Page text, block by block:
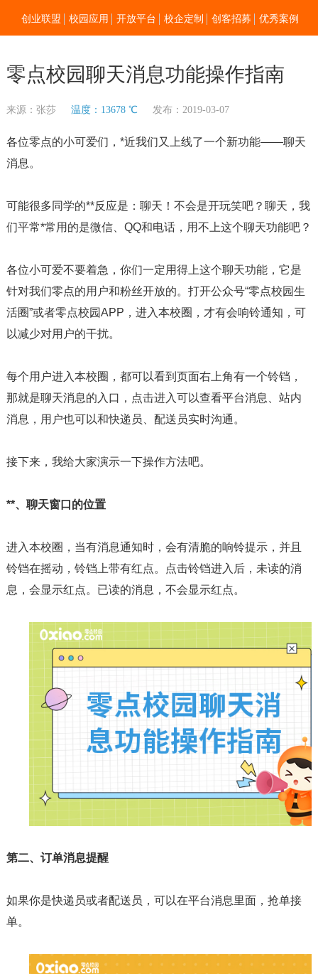
创业联盟 校园应用 开放平台 校企定制 创客招募 优秀案例
零点校园聊天消息功能操作指南
来源：张莎 温度：13678 ℃ 发布：2019-03-07
各位零点的小可爱们，*近我们又上线了一个新功能——聊天
消息。
可能很多同学的**反应是：聊天！不会是开玩笑吧？聊天，我
们平常*常用的是微信、QQ和电话，用不上这个聊天功能吧？
各位小可爱不要着急，你们一定用得上这个聊天功能，它是
针对我们零点的用户和粉丝开放的。打开公众号“零点校园生
活圈”或者零点校园APP，进入本校圈，才有会响铃通知，可
以减少对用户的干扰。
每个用户进入本校圈，都可以看到页面右上角有一个铃铛，
那就是聊天消息的入口，点击进入可以查看平台消息、站内
消息，用户也可以和快递员、配送员实时沟通。
接下来，我给大家演示一下操作方法吧。
**、聊天窗口的位置
进入本校圈，当有消息通知时，会有清脆的响铃提示，并且
铃铛在摇动，铃铛上带有红点。点击铃铛进入后，未读的消
息，会显示红点。已读的消息，不会显示红点。
第二、订单消息提醒
如果你是快递员或者配送员，可以在平台消息里面，抢单接
单。